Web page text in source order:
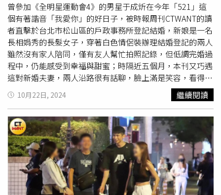
曾參加《全明星運動會4》的男星于成炘在今年「521」這
個有著諧音「我愛你」的好日子，被時報周刊CTWANT的讀
者直擊於台北市松山區的戶政事務所登記結婚，新娘是一名
長相娟秀的長髮女子，穿著白色情侶裝辦理結婚登記的兩人
雖然沒有家人陪同，僅有友人幫忙拍照記錄，但低調完婚過
程中，仍能感受到幸福與甜蜜；時隔近五個月，本刊又巧遇
這對新婚夫妻，兩人沿路很有話聊，臉上滿是笑容，看得出
當時于成炘被問到「
」一事，表示是因為覺得遇到「對
的人」，還真所言不假。10月5日晚間6點43分，于成炘走
出台北體育館後，立刻走到新婚老婆身邊，並伸手輕輕摟著
對方的腰，小倆口走沒幾步，便被一旁的友人聲音給吸引。
夫妻倆停下腳步，于成炘的老婆幫忙他們拍照留念，接著4
人開心地聊天，過程中可以看出于太太是個大方不做作的女
生，講到有趣的話題，私毫不遮掩地張口大笑，個性十分爽
朗，長相也十分甜美可愛。聊完之後，4人相互道別，于成
炘立刻又緊緊抓住老婆的手，兩人臉上滿是甜蜜的笑容。于
10月22日, 2024 繼續閱讀